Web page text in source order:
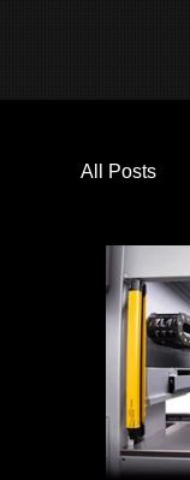
All Posts